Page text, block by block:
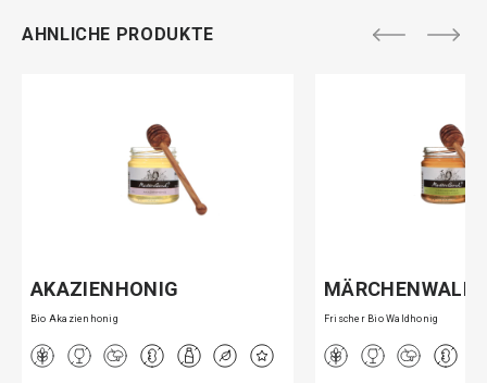
AHNLICHE PRODUKTE
AKAZIENHONIG
Bio Akazienhonig
MÄRCHENWALD
Frischer Bio Waldhonig